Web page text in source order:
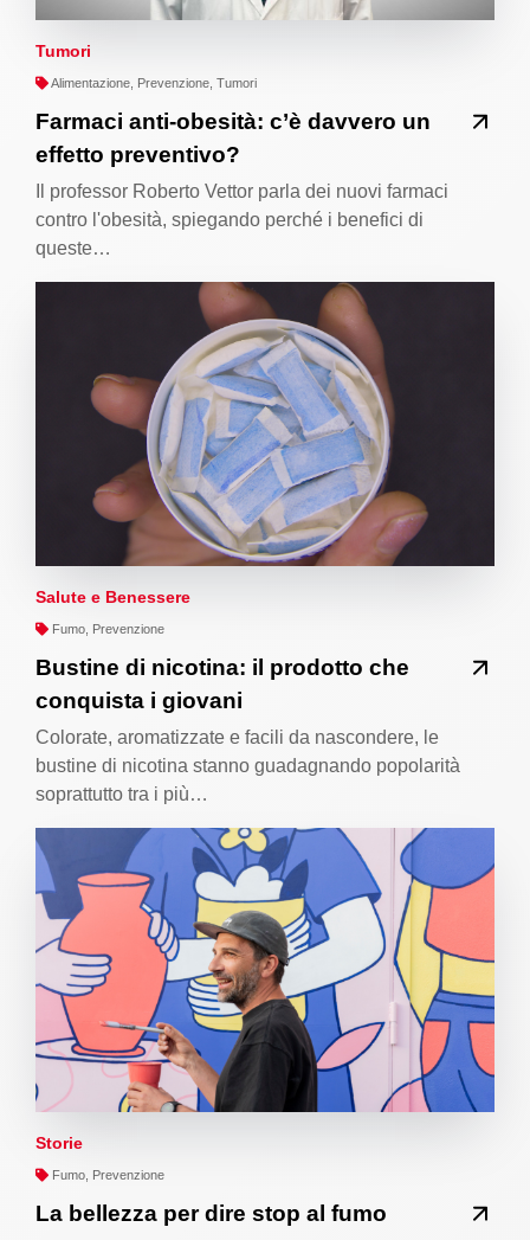
Tumori
Alimentazione, Prevenzione, Tumori
Farmaci anti-obesità: c’è davvero un
effetto preventivo?
Il professor Roberto Vettor parla dei nuovi farmaci
contro l'obesità, spiegando perché i benefici di
queste…
Salute e Benessere
Fumo, Prevenzione
Bustine di nicotina: il prodotto che
conquista i giovani
Colorate, aromatizzate e facili da nascondere, le
bustine di nicotina stanno guadagnando popolarità
soprattutto tra i più…
Storie
Fumo, Prevenzione
La bellezza per dire stop al fumo